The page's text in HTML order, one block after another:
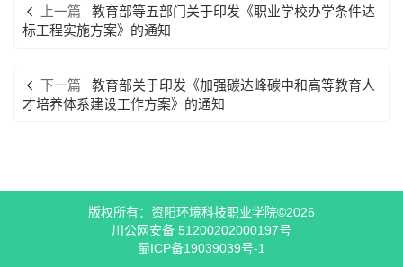
上一篇
教育部等五部门关于印发《职业学校办学条件达
标工程实施方案》的通知
下一篇
教育部关于印发《加强碳达峰碳中和高等教育人
才培养体系建设工作方案》的通知
版权所有：资阳环境科技职业学院©2026
川公网安备 51200202000197号
蜀ICP备19039039号-1